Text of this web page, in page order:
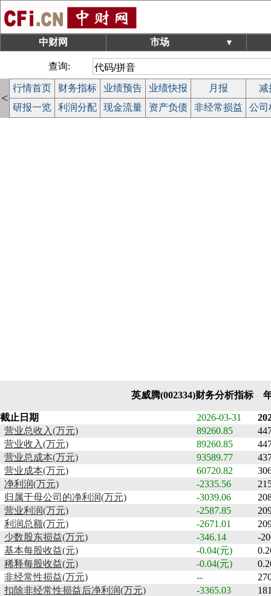
中财网 市场 ▼
查询:
<
行情首页 财务指标 业绩预告 业绩快报 月报
减
研报一览
利润分配 现金流量 资产负债 非经常损益 公司
英威腾(002334)财务分析指标
截止日期 2026-03-31
营业总收入(万元)
89260.85
营业收入(万元)
89260.85
营业总成本(万元)
93589.77
营业成本(万元)
60720.82
净利润(万元)
-2335.56
归属于母公司的净利润(万元)
-3039.06
营业利润(万元)
-2587.85
利润总额(万元)
-2671.01
少数股东损益(万元)
-346.14
-
基本每股收益(元)
-0.04(元)
稀释每股收益(元)
-0.04(元)
非经常性损益(万元)
--
扣除非经常性损益后净利润(万元)
-3365.03